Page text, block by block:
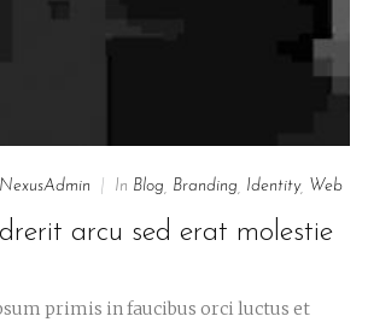
NexusAdmin | In Blog Branding Identity, Web
arcu sed erat molestie
primis in faucibus orci luctus et